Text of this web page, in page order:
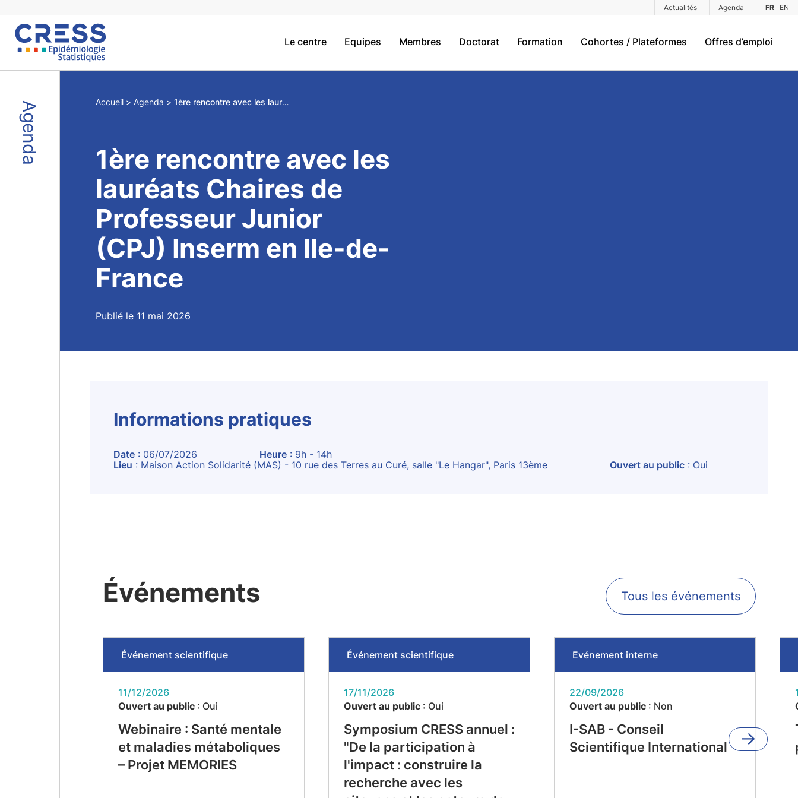
Actualités Agenda FR EN
Le centre Equipes Membres Doctorat Formation Cohortes / Plateformes Offres d’emploi
Agenda Accueil Agenda 1ère rencontre avec les lauréats Chaires de Professeur Junior (CPJ) Inserm en Ile-de-France
1ère rencontre avec les
lauréats Chaires de
Professeur Junior
(CPJ) Inserm en Ile-de-
France
Publié le 11 mai 2026
Informations pratiques
Date : 06/07/2026 Heure : 9h - 14h
Lieu : Maison Action Solidarité (MAS) - 10 rue des Terres au Curé, salle "Le Hangar", Paris 13ème Ouvert au public : Oui
Événements Tous les événements
Événement scientifique
11/12/2026
Ouvert au public: Oui
Webinaire : Santé mentale
et maladies métaboliques
– Projet MEMORIES
Événement scientifique
17/11/2026
Ouvert au public: Oui
Symposium CRESS annuel :
"De la participation à
l'impact : construire la
recherche avec les
Evénement interne
22/09/2026
Ouvert au public: Non
I-SAB - Conseil
Scientifique International